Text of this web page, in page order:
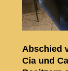
Abschied
Cia und